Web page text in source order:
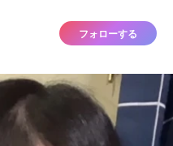
フォローする